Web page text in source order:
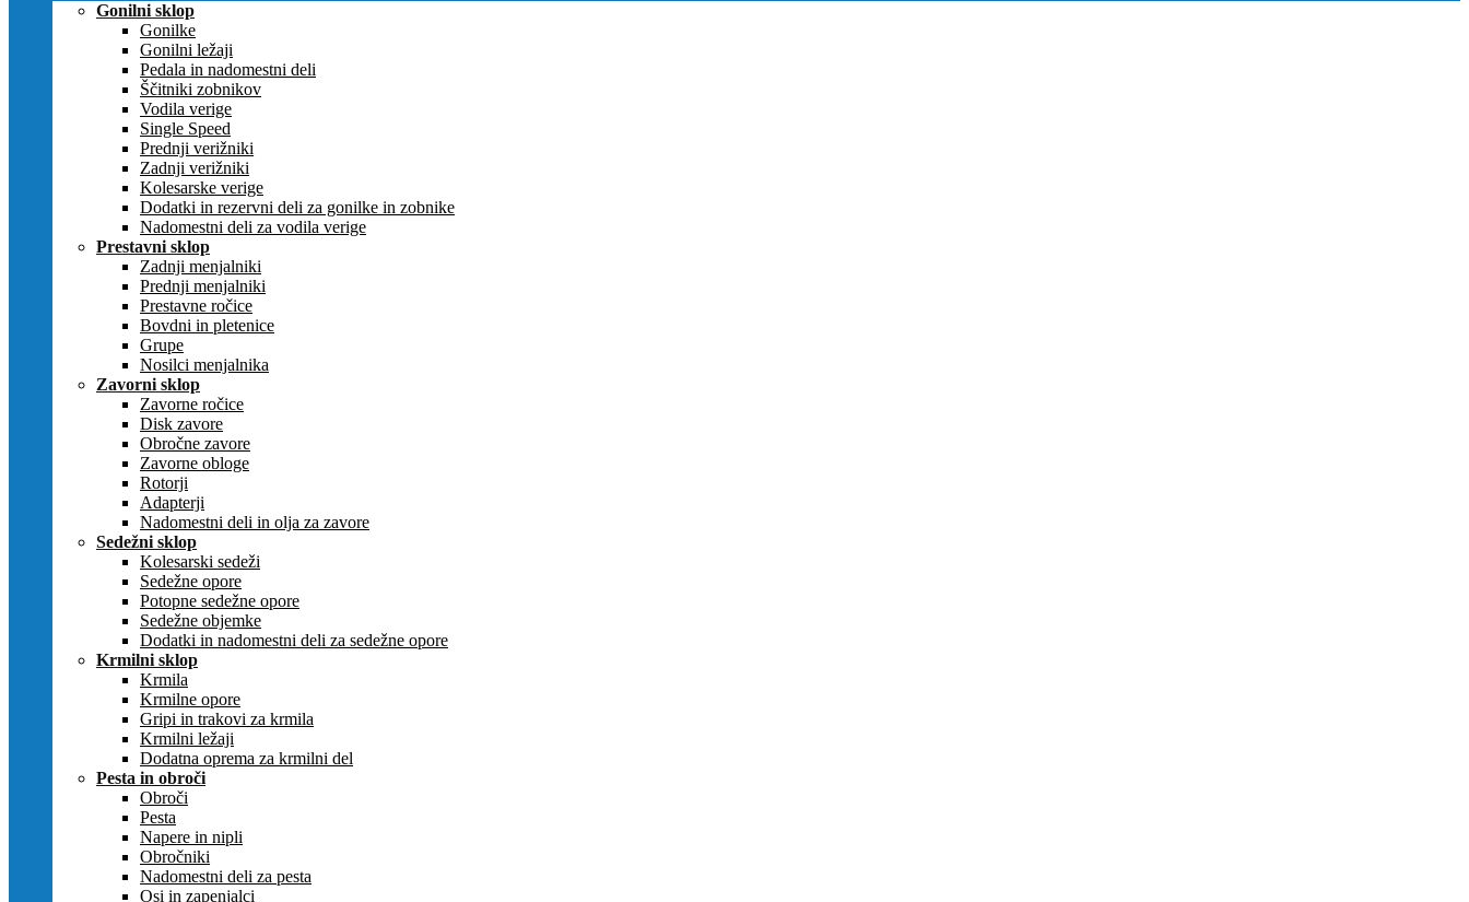
Gonilni sklop
Gonilke
Gonilni ležaji
Pedala in nadomestni deli
Ščitniki zobnikov
Vodila verige
Single Speed
Prednji verižniki
Zadnji verižniki
Kolesarske verige
Dodatki in rezervni deli za gonilke in zobnike
Nadomestni deli za vodila verige
Prestavni sklop
Zadnji menjalniki
Prednji menjalniki
Prestavne ročice
Bovdni in pletenice
Grupe
Nosilci menjalnika
Zavorni sklop
Zavorne ročice
Disk zavore
Obročne zavore
Zavorne obloge
Rotorji
Adapterji
Nadomestni deli in olja za zavore
Sedežni sklop
Kolesarski sedeži
Sedežne opore
Potopne sedežne opore
Sedežne objemke
Dodatki in nadomestni deli za sedežne opore
Krmilni sklop
Krmila
Krmilne opore
Gripi in trakovi za krmila
Krmilni ležaji
Dodatna oprema za krmilni del
Pesta in obroči
Obroči
Pesta
Napere in nipli
Obročniki
Nadomestni deli za pesta
Osi in zapenjalci